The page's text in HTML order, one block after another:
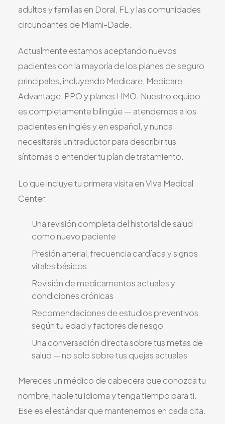
adultos y familias en Doral, FL y las comunidades
circundantes de Miami-Dade.
Actualmente estamos aceptando nuevos
pacientes con la mayoría de los planes de seguro
principales, incluyendo Medicare, Medicare
Advantage, PPO y planes HMO. Nuestro equipo
es completamente bilingüe — atendemos a los
pacientes en inglés y en español, y nunca
necesitarás un traductor para describir tus
síntomas o entender tu plan de tratamiento.
Lo que incluye tu primera visita en Viva Medical
Center:
Una revisión completa del historial de salud
como nuevo paciente
Presión arterial, frecuencia cardíaca y signos
vitales básicos
Revisión de medicamentos actuales y
condiciones crónicas
Recomendaciones de estudios preventivos
según tu edad y factores de riesgo
Una conversación directa sobre tus metas de
salud — no solo sobre tus quejas actuales
Mereces un médico de cabecera que conozca tu
nombre, hable tu idioma y tenga tiempo para ti.
Ese es el estándar que mantenemos en cada cita.